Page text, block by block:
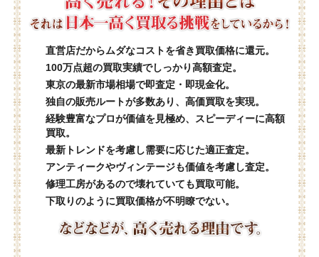
直営店だからムダなコストを省き買取価格に還元。
100万点超の買取実績でしっかり高額査定。
東京の最新市場相場で即査定・即現金化。
独自の販売ルートが多数あり、高価買取を実現。
経験豊富なプロが価値を見極め、スピーディーに高額
買取。
最新トレンドを考慮し需要に応じた適正査定。
アンティークやヴィンテージも価値を考慮し査定。
修理工房があるので壊れていても買取可能。
下取りのように買取価格が不明瞭でない。